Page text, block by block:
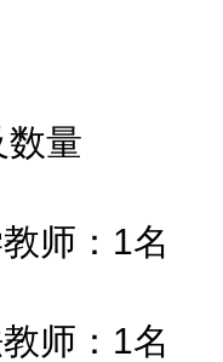
量
师：1名
师：1名